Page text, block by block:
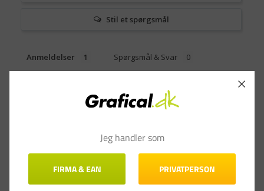
Stil et spørgsmål
Anmeldelser Spørgsmål & Svar
Jeg handler som
FIRMA & EAN PRIVATPERSON